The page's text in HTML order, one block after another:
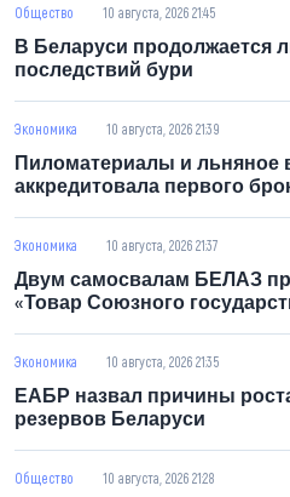
Общество 10 августа, 2026 21:45
В Беларуси продолжается
последствий бури
Экономика 10 августа, 2026 21:39
Пиломатериалы и льняное
аккредитовала первого
Экономика 10 августа, 2026 21:37
Двум самосвалам БЕЛАЗ
«Товар Союзного
Экономика 10 августа, 2026 21:35
ЕАБР назвал причины
резервов Беларуси
Общество 10 августа, 2026 21:28